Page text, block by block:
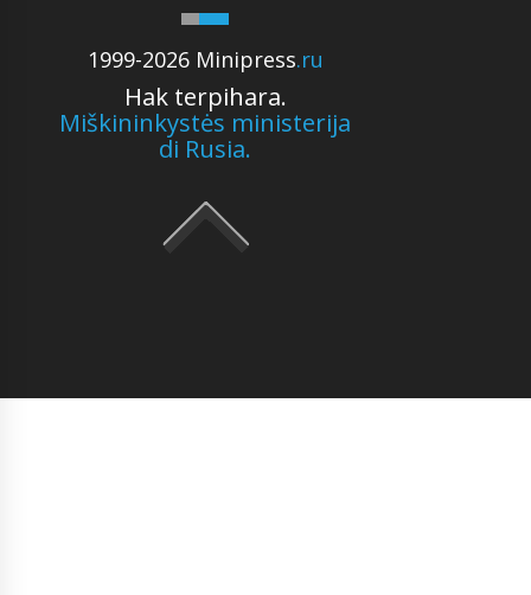
1999-2026 Minipress.ru
Hak terpihara.
Miškininkystės ministerija
di Rusia.